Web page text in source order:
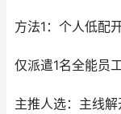
方法1：个人低配
仅派遣1名全能员
主推人选：主线